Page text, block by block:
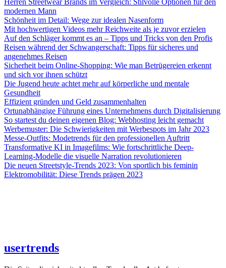
Herren Streetwear Brands im Vergleich: Stilvolle Optionen für den
modernen Mann
Schönheit im Detail: Wege zur idealen Nasenform
Mit hochwertigen Videos mehr Reichweite als je zuvor erzielen
Auf den Schläger kommt es an – Tipps und Tricks von den Profis
Reisen während der Schwangerschaft: Tipps für sicheres und
angenehmes Reisen
Sicherheit beim Online-Shopping: Wie man Betrügereien erkennt
und sich vor ihnen schützt
Die Jugend heute achtet mehr auf körperliche und mentale
Gesundheit
Effizient gründen und Geld zusammenhalten
Ortunabhängige Führung eines Unternehmens durch Digitalisierung
So startest du deinen eigenen Blog: Webhosting leicht gemacht
Werbemuster: Die Schwierigkeiten mit Werbespots im Jahr 2023
Messe-Outfits: Modetrends für den professionellen Auftritt
Transformative KI in Imagefilms: Wie fortschrittliche Deep-
Learning-Modelle die visuelle Narration revolutionieren
Die neuen Streetstyle-Trends 2023: Von sportlich bis feminin
Elektromobilität: Diese Trends prägen 2023
usertrends